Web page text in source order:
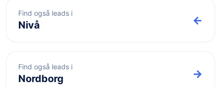
Find også leads i
Nivå ←
Find også leads i
Nordborg →